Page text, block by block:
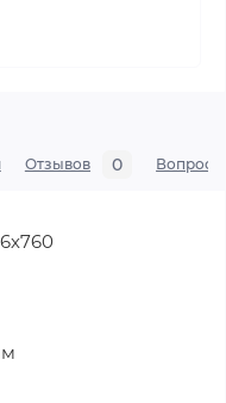
Отзывов 0 Вопросы